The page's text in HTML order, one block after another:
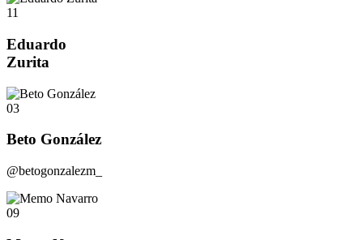
11
Eduardo
Zurita
03
Beto González
@betogonzalezm_
09